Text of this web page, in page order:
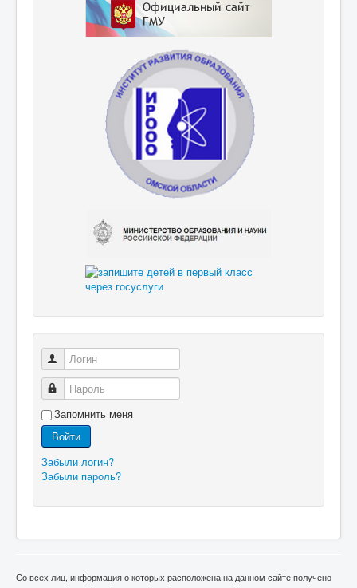
Логин
Пароль
Запомнить меня
Войти
Забыли логин?
Забыли пароль?
Со всех лиц, информация о которых расположена на данном сайте получено